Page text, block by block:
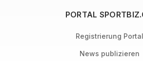
PORTAL
Registrierung Portal
News publizieren